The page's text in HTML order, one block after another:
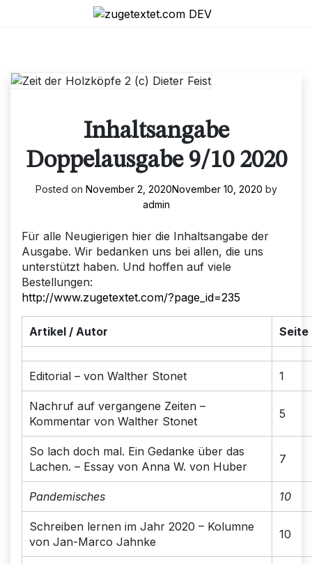
Inhaltsangabe
Doppelausgabe 9/10 2020
Posted on November 2, 2020November 10, 2020 by
admin
Für alle Neugierigen hier die Inhaltsangabe der
Ausgabe. Wir bedanken uns bei allen, die uns
unterstützt haben. Und hoffen auf viele
Bestellungen:
http://www.zugetextet.com/?page_id=235
Artikel / Autor Seite
Editorial – von Walther Stonet 1
Nachruf auf vergangene Zeiten –
Kommentar von Walther Stonet
5
So lach doch mal. Ein Gedanke über das
Lachen. – Essay von Anna W. von Huber
7
Pandemisches 10
Schreiben lernen im Jahr 2020 – Kolumne
von Jan-Marco Jahnke
10